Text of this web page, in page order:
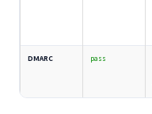
DMARC pass